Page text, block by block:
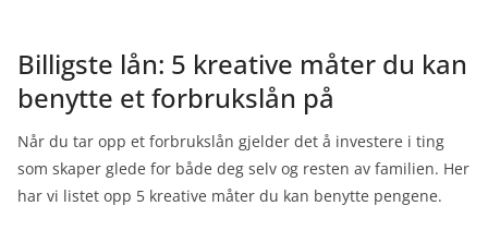
Billigste lån: 5 kreative måter du kan
benytte et forbrukslån på
Når du tar opp et forbrukslån gjelder det å investere i ting
som skaper glede for både deg selv og resten av familien. Her
har vi listet opp 5 kreative måter du kan benytte pengene.